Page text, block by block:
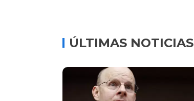
ÚLTIMAS NOTICIAS